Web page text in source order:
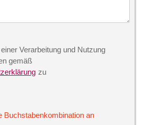
Verarbeitung und Nutzung
gemäß
zu
Buchstabenkombination an